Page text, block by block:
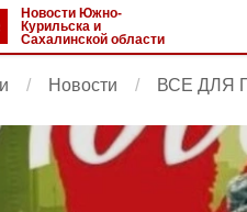
Новости Южно-
Курильска и
Сахалинской области
Новости ВСЕ ДЛЯ